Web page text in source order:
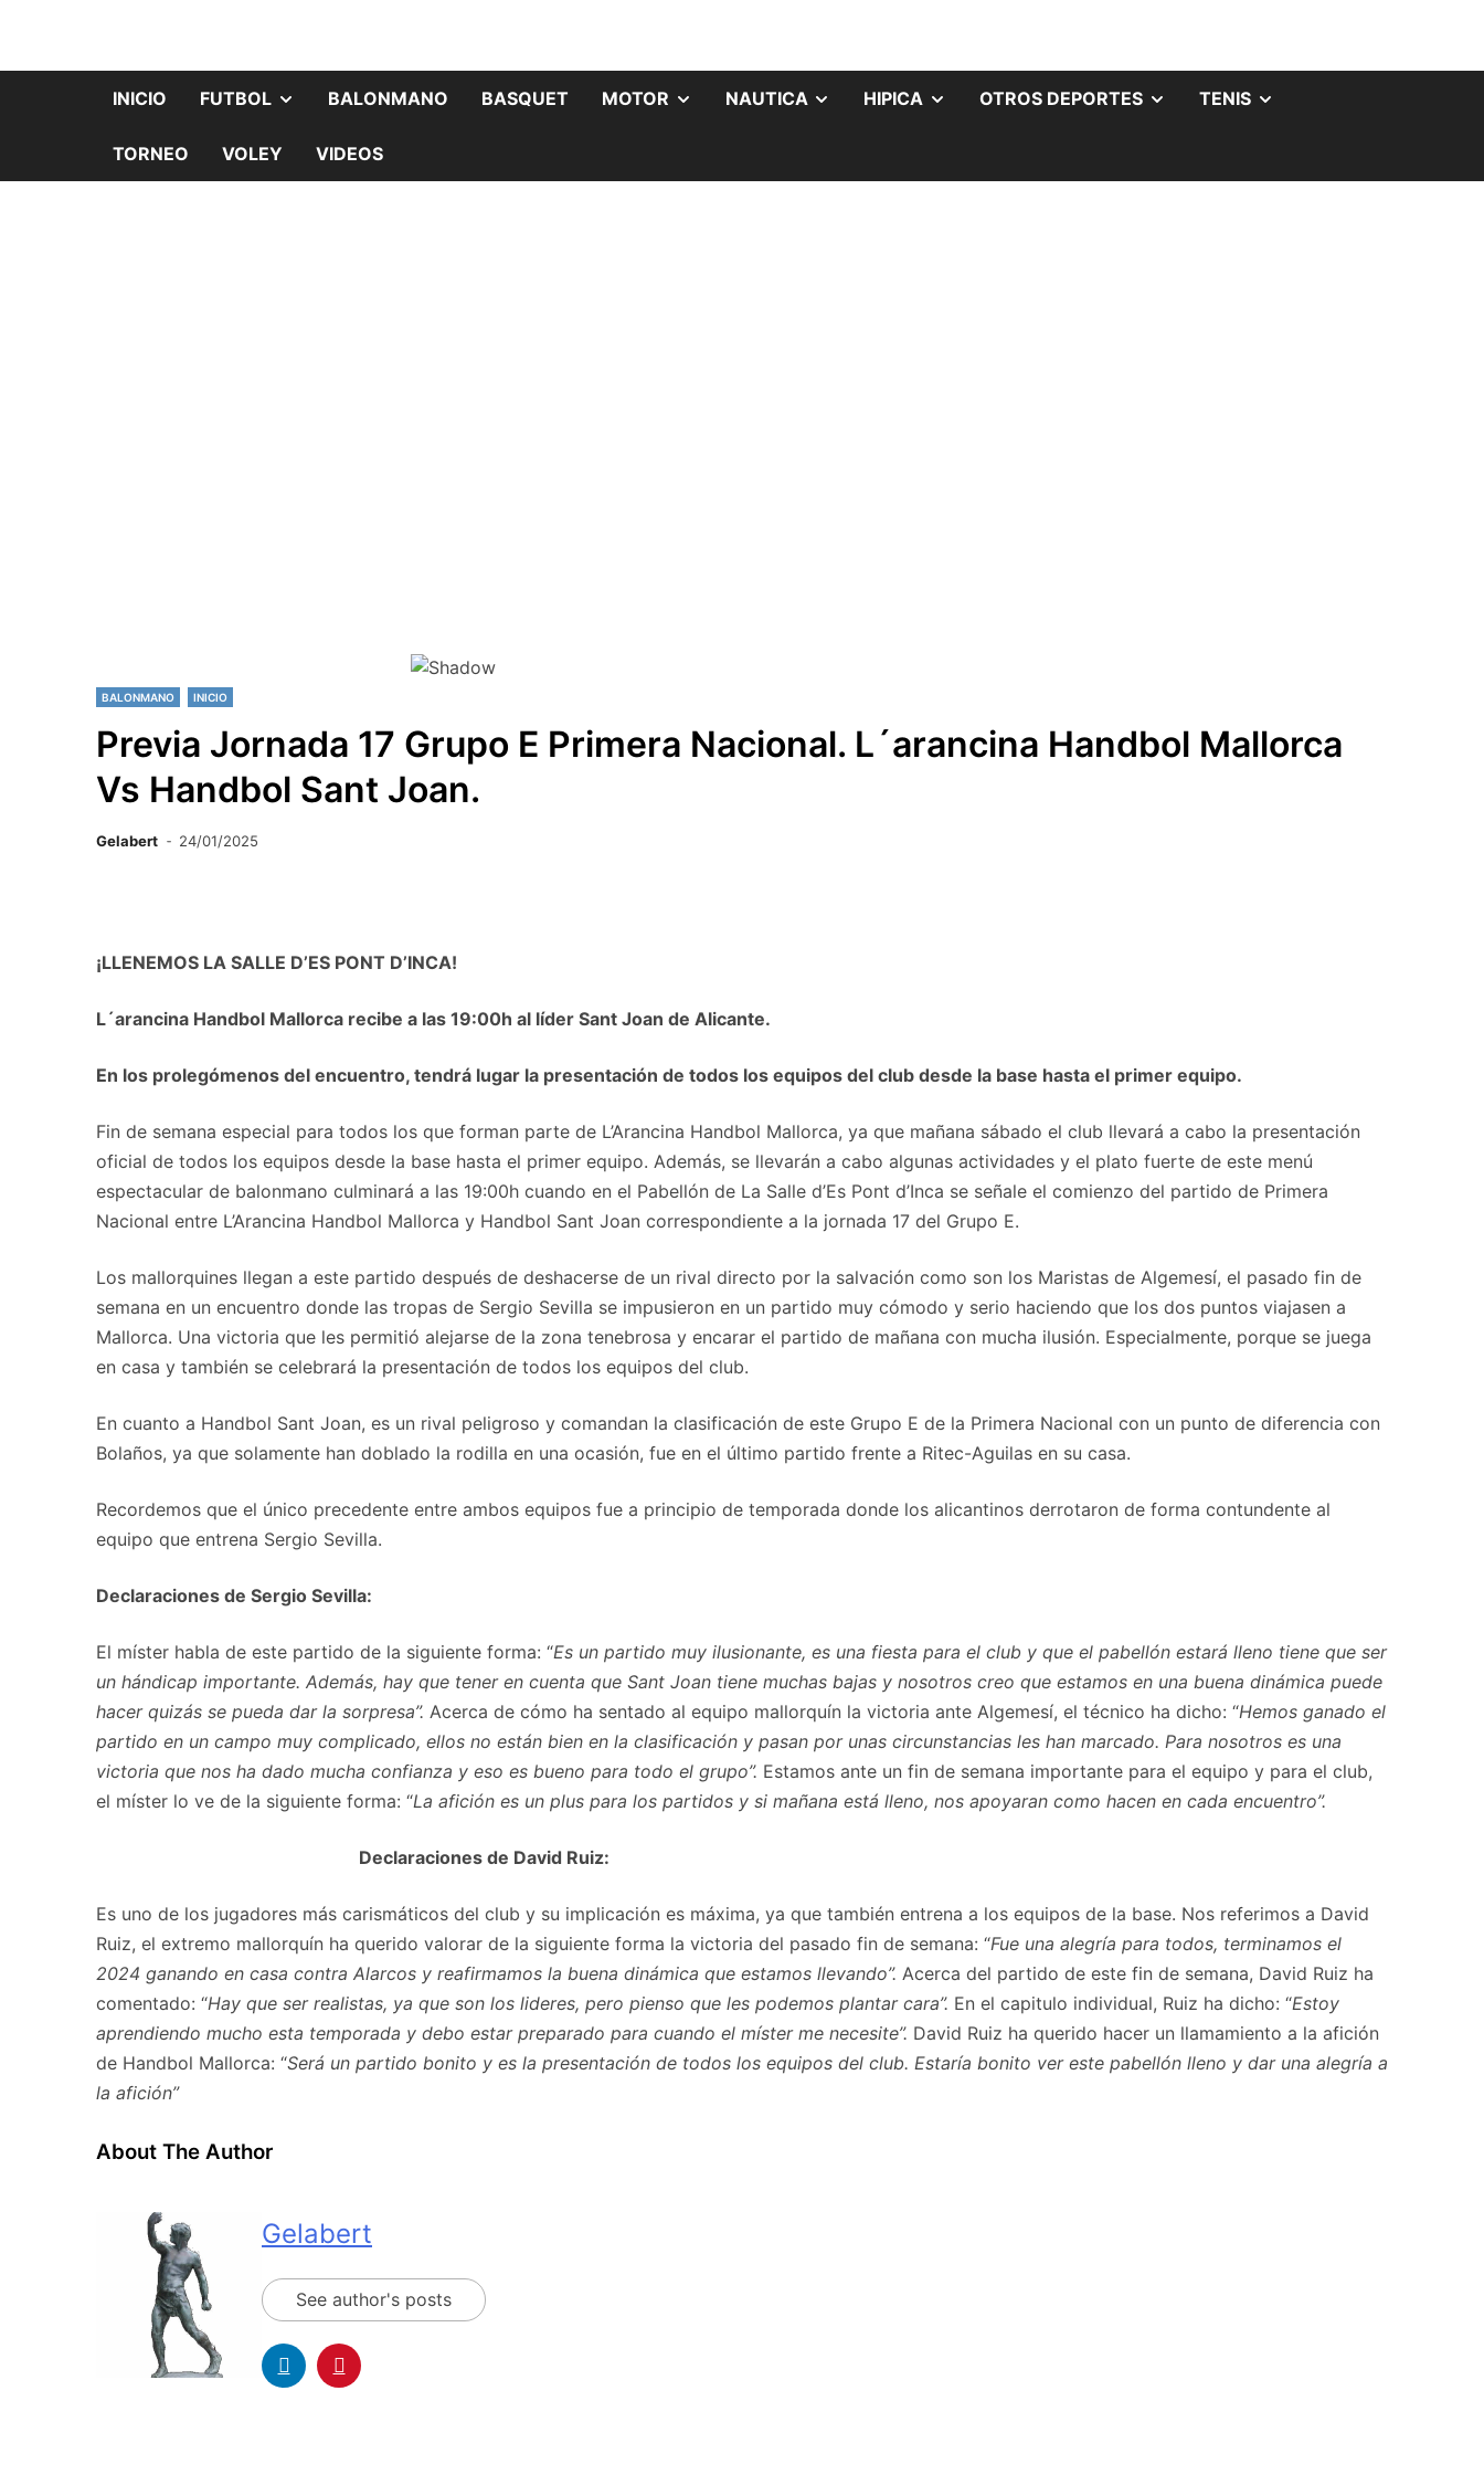
INICIO FUTBOL BALONMANO BASQUET MOTOR NAUTICA HIPICA OTROS DEPORTES TENIS
TORNEO VOLEY VIDEOS
BALONMANO INICIO
Previa Jornada 17 Grupo E Primera Nacional. L´arancina Handbol Mallorca
Vs Handbol Sant Joan.
Gelabert 24/01/2025
¡LLENEMOS LA SALLE D’ES PONT D’INCA!
L´arancina Handbol Mallorca recibe a las 19:00h al líder Sant Joan de Alicante.
En los prolegómenos del encuentro, tendrá lugar la presentación de todos los equipos del club desde la base hasta el primer equipo.
Fin de semana especial para todos los que forman parte de L’Arancina Handbol Mallorca, ya que mañana sábado el club llevará a cabo la presentación
oficial de todos los equipos desde la base hasta el primer equipo. Además, se llevarán a cabo algunas actividades y el plato fuerte de este menú
espectacular de balonmano culminará a las 19:00h cuando en el Pabellón de La Salle d’Es Pont d’Inca se señale el comienzo del partido de Primera
Nacional entre L’Arancina Handbol Mallorca y Handbol Sant Joan correspondiente a la jornada 17 del Grupo E.
Los mallorquines llegan a este partido después de deshacerse de un rival directo por la salvación como son los Maristas de Algemesí, el pasado fin de
semana en un encuentro donde las tropas de Sergio Sevilla se impusieron en un partido muy cómodo y serio haciendo que los dos puntos viajasen a
Mallorca. Una victoria que les permitió alejarse de la zona tenebrosa y encarar el partido de mañana con mucha ilusión. Especialmente, porque se juega
en casa y también se celebrará la presentación de todos los equipos del club.
En cuanto a Handbol Sant Joan, es un rival peligroso y comandan la clasificación de este Grupo E de la Primera Nacional con un punto de diferencia con
Bolaños, ya que solamente han doblado la rodilla en una ocasión, fue en el último partido frente a Ritec-Aguilas en su casa.
Recordemos que el único precedente entre ambos equipos fue a principio de temporada donde los alicantinos derrotaron de forma contundente al
equipo que entrena Sergio Sevilla.
Declaraciones de Sergio Sevilla:
El míster habla de este partido de la siguiente forma: “Es un partido muy ilusionante, es una fiesta para el club y que el pabellón estará lleno tiene que ser
un hándicap importante. Además, hay que tener en cuenta que Sant Joan tiene muchas bajas y nosotros creo que estamos en una buena dinámica puede
hacer quizás se pueda dar la sorpresa”. Acerca de cómo ha sentado al equipo mallorquín la victoria ante Algemesí, el técnico ha dicho: “Hemos ganado el
partido en un campo muy complicado, ellos no están bien en la clasificación y pasan por unas circunstancias les han marcado. Para nosotros es una
victoria que nos ha dado mucha confianza y eso es bueno para todo el grupo”. Estamos ante un fin de semana importante para el equipo y para el club,
el míster lo ve de la siguiente forma: “La afición es un plus para los partidos y si mañana está lleno, nos apoyaran como hacen en cada encuentro”.
Declaraciones de David Ruiz:
Es uno de los jugadores más carismáticos del club y su implicación es máxima, ya que también entrena a los equipos de la base. Nos referimos a David
Ruiz, el extremo mallorquín ha querido valorar de la siguiente forma la victoria del pasado fin de semana: “Fue una alegría para todos, terminamos el
2024 ganando en casa contra Alarcos y reafirmamos la buena dinámica que estamos llevando”. Acerca del partido de este fin de semana, David Ruiz ha
comentado: “Hay que ser realistas, ya que son los lideres, pero pienso que les podemos plantar cara”. En el capitulo individual, Ruiz ha dicho: “Estoy
aprendiendo mucho esta temporada y debo estar preparado para cuando el míster me necesite”. David Ruiz ha querido hacer un llamamiento a la afición
de Handbol Mallorca: “Será un partido bonito y es la presentación de todos los equipos del club. Estaría bonito ver este pabellón lleno y dar una alegría a
la afición”
About The Author
Gelabert
See author's posts